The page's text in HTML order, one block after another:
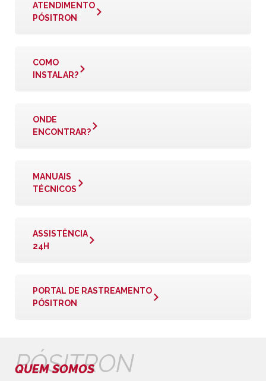
ATENDIMENTO
PÓSITRON
COMO
INSTALAR?
ONDE
ENCONTRAR?
MANUAIS
TÉCNICOS
ASSISTÊNCIA
24H
PORTAL DE RASTREAMENTO
PÓSITRON
PÓSITRON
QUEM SOMOS